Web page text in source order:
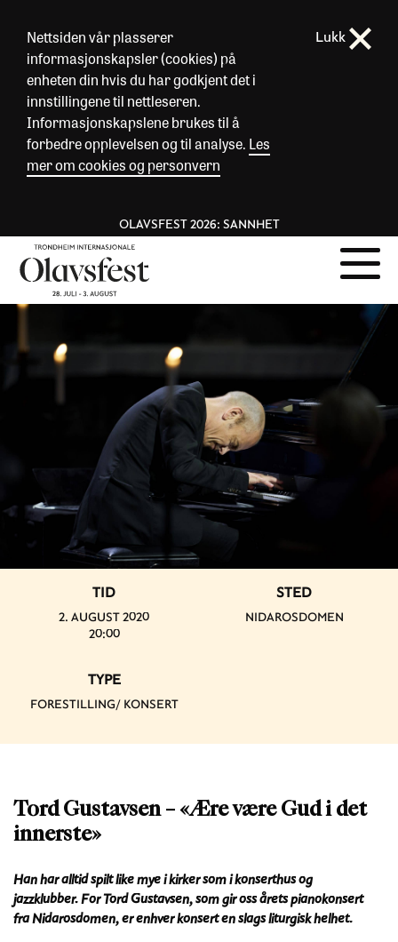
Nettsiden vår plasserer
informasjonskapsler (cookies) på
enheten din hvis du har godkjent det i
innstillingene til nettleseren.
Informasjonskapslene brukes til å
forbedre opplevelsen og til analyse. Les
mer om cookies og personvern
Lukk
OLAVSFEST 2026: SANNHET
Tord Gustavsen – «Ære være Gud i det
innerste»
Han har alltid spilt like mye i kirker som i konserthus og
jazzklubber. For Tord Gustavsen, som gir oss årets pianokonsert
fra Nidarosdomen, er enhver konsert en slags liturgisk helhet.
TID
2. AUGUST 2020
20:00
STED
NIDAROSDOMEN
TYPE
FORESTILLING/ KONSERT